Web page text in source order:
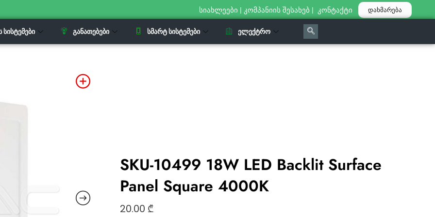
სიახლეები | კომპანიის შესახებ | კონტაქტი დახმარება
ᲡᲘᲡᲢᲔᲛᲔᲑᲘ ᲒᲐᲜᲐᲗᲔᲑᲔᲑᲘ ᲡᲛᲐᲠᲢ ᲡᲘᲡᲢᲔᲛᲔᲑᲘ ᲔᲚᲔᲥᲢᲠᲝ
SKU-10499 18W LED Backlit Surface
Panel Square 4000K
20.00 ₾